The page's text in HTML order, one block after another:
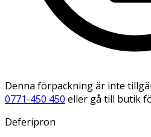
Denna förpackning är inte
0771-450 450 eller gå till butik
Deferipron